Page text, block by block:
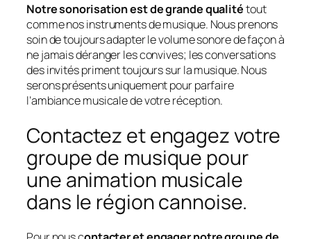
Notre sonorisation est de grande qualitétout
comme nos instruments de musique. Nous prenons
soin de toujours adapter le volume sonore de façon à
ne jamais déranger les convives; les conversations
des invités priment toujours sur la musique. Nous
serons présents uniquement pour parfaire
l’ambiance musicale de votre réception.
Contactez et engagez votre
groupe de musique pour
une animation musicale
dans le région cannoise.